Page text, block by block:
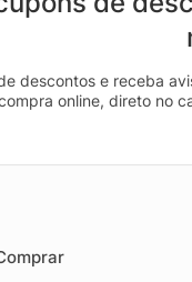
descontos e receba
online, direto no